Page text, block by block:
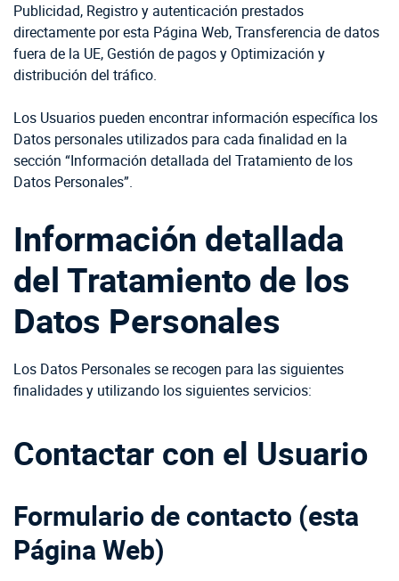
Publicidad, Registro y autenticación prestados
directamente por esta Página Web, Transferencia de datos
fuera de la UE, Gestión de pagos y Optimización y
distribución del tráfico.
Los Usuarios pueden encontrar información específica los
Datos personales utilizados para cada finalidad en la
sección “Información detallada del Tratamiento de los
Datos Personales”.
Información detallada
del Tratamiento de los
Datos Personales
Los Datos Personales se recogen para las siguientes
finalidades y utilizando los siguientes servicios:
Contactar con el Usuario
Formulario de contacto (esta
Página Web)